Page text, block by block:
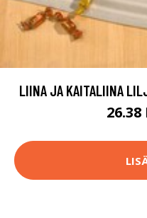
LIINA JA KAITALIINA
26.38